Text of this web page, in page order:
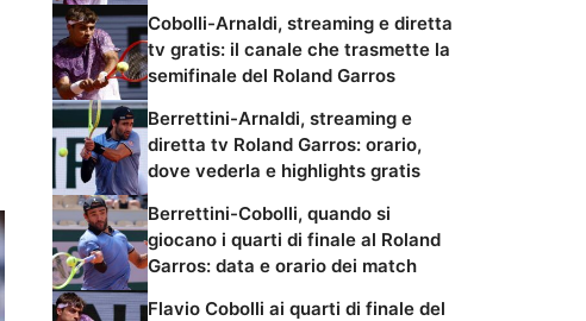
Cobolli-Arnaldi, streaming e diretta
tv gratis: il canale che trasmette la
semifinale del Roland Garros
Berrettini-Arnaldi, streaming e
diretta tv Roland Garros: orario,
dove vederla e highlights gratis
Berrettini-Cobolli, quando si
giocano i quarti di finale al Roland
Garros: data e orario dei match
Flavio Cobolli ai quarti di finale del